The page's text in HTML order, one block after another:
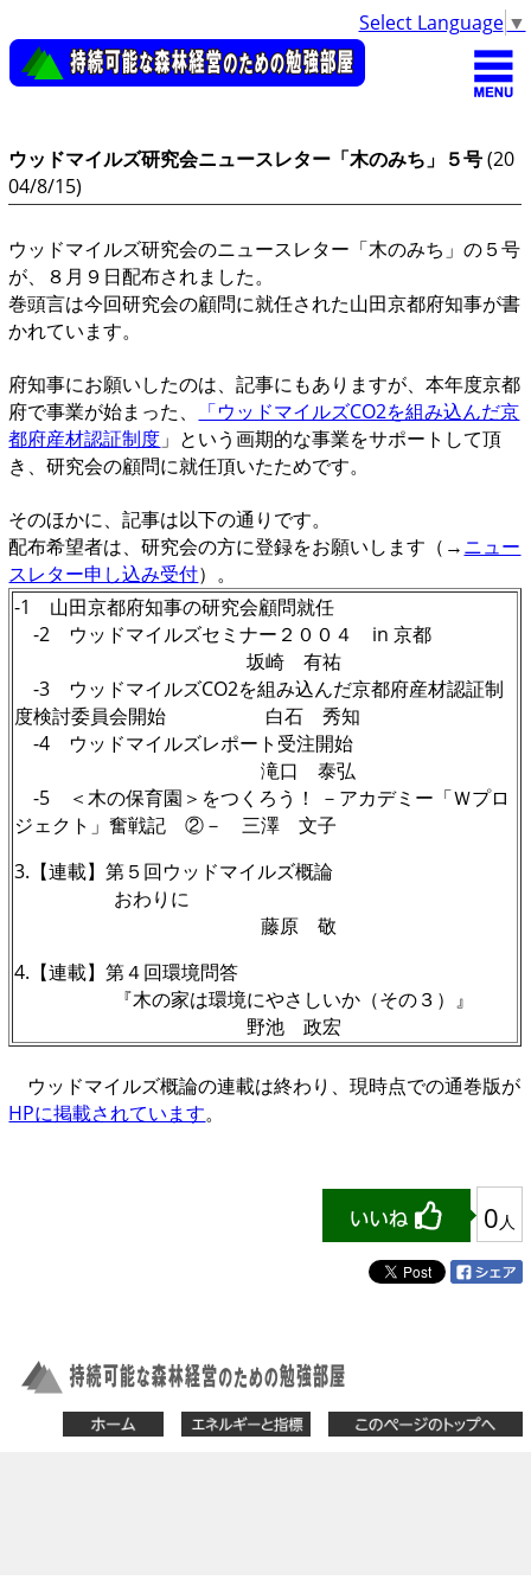
Select Language ▼
ウッドマイルズ研究会ニュースレター「木のみち」５号(20
04/8/15)
ウッドマイルズ研究会のニュースレター「木のみち」の５号
が、８月９日配布されました。
巻頭言は今回研究会の顧問に就任された山田京都府知事が書
かれています。
府知事にお願いしたのは、記事にもありますが、本年度京都
府で事業が始まった、
「ウッドマイルズCO2を組み込んだ京
都府産材認証制度 」という画期的な事業をサポートして頂
き、研究会の顧問に就任頂いたためです。
そのほかに、記事は以下の通りです。
配布希望者は、研究会の方に登録をお願いします（→ニュー
スレター申し込み受付）。
-1 山田京都府知事の研究会顧問就任
-2 ウッドマイルズセミナー２００４ in 京都
坂崎 有祐
-3 ウッドマイルズCO2を組み込んだ京都府産材認証制
度検討委員会開始 白石 秀知
-4 ウッドマイルズレポート受注開始
滝口 泰弘
-5
＜木の保育園＞をつくろう！ －アカデミー「Ｗプロ
ジェクト」奮戦記 ②－三澤 文子
3.【連載】第５回ウッドマイルズ概論
おわりに
藤原 敬
4.【連載】第４回環境問答
『木の家は環境にやさしいか（その３）』
野池 政宏
ウッドマイルズ概論の連載は終わり、現時点での通巻版が
HPに掲載されています。
0人